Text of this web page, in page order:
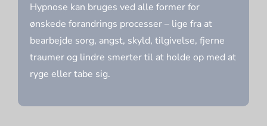
Hypnose kan bruges ved alle former for
ønskede forandrings processer – lige fra at
bearbejde sorg, angst, skyld, tilgivelse, fjerne
traumer og lindre smerter til at holde op med at
ryge eller tabe sig.